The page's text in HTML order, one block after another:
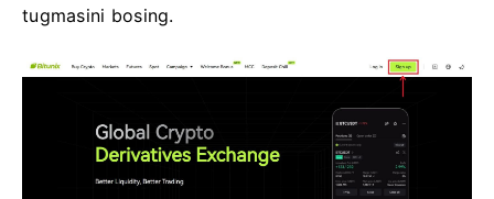
tugmasini bosing.